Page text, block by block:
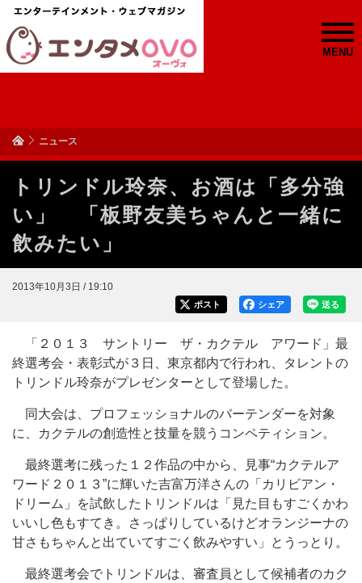
MENU
ニュース
トリンドル玲奈、お酒は「多分強
い」 「板野友美ちゃんと一緒に
飲みたい」
2013年10月3日 / 19:10
送る
シェア
ポスト
「２０１３ サントリー ザ・カクテル アワード」最
終選考会・表彰式が３日、東京都内で行われ、タレントの
トリンドル玲奈がプレゼンターとして登場した。
同大会は、プロフェッショナルのバーテンダーを対象
に、カクテルの創造性と技量を競うコンペティション。
最終選考に残った１２作品の中から、見事“カクテルア
ワード２０１３”に輝いた吉富万洋さんの「カリビアン・
ドリーム」を試飲したトリンドルは「見た目もすごくかわ
いいし色もすてき。さっぱりしているけどオランジーナの
甘さもちゃんと出ていてすごく飲みやすい」とうっとり。
最終選考会でトリンドルは、審査員として候補者のカク